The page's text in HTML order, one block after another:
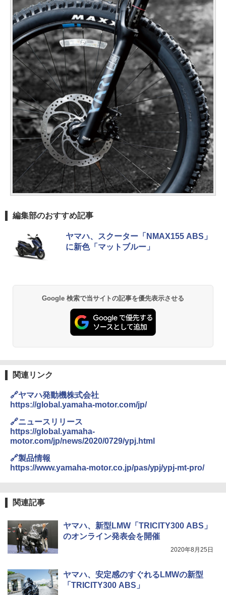
編集部のおすすめ記事
ヤマハ、スクーター「NMAX155 ABS」
に新色「マットブルー」
Google 検索で当サイトの記事を優先表示させる
関連リンク
🔗ヤマハ発動機株式会社
https://global.yamaha-motor.com/jp/
🔗ニュースリリース
https://global.yamaha-
motor.com/jp/news/2020/0729/ypj.html
🔗製品情報
https://www.yamaha-motor.co.jp/pas/ypj/ypj-mt-pro/
関連記事
ヤマハ、新型LMW「TRICITY300 ABS」
のオンライン発表会を開催
2020年8月25日
ヤマハ、安定感のすぐれるLMWの新型
「TRICITY300 ABS」